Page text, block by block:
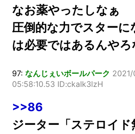
なお薬やったしなぁ
圧倒的な力でスター
は必要ではあるんやろ
97: なんじぇいボールパーク 2021/
05:58:10.53 ID:ckaIk3lzH
>>86
ジーター「ステロイド